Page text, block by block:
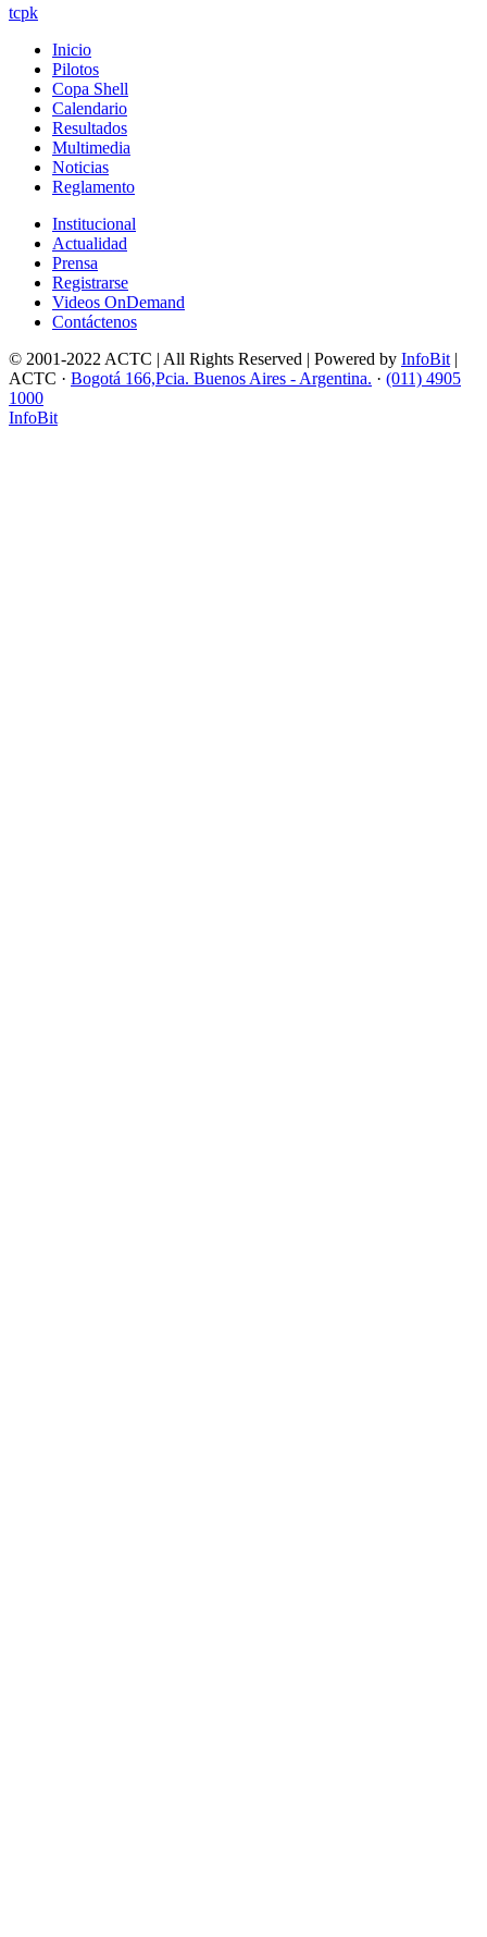
tcpk
Inicio
Pilotos
Copa Shell
Calendario
Resultados
Multimedia
Noticias
Reglamento
Institucional
Actualidad
Prensa
Registrarse
Videos OnDemand
Contáctenos
© 2001-2022 ACTC | All Rights Reserved | Powered by InfoBit |
ACTC · Bogotá 166,Pcia. Buenos Aires - Argentina. · (011) 4905
1000
InfoBit